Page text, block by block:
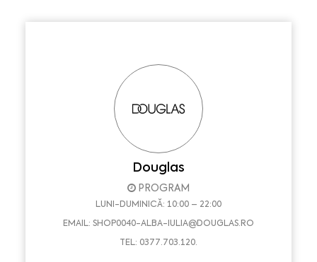
Douglas
PROGRAM
LUNI-DUMINICĂ: 10:00 – 22:00
EMAIL: SHOP0040-ALBA-IULIA@DOUGLAS.RO
TEL: 0377.703.120.